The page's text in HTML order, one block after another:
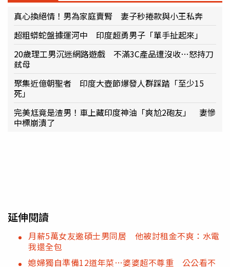
真心換絕情！男為家庭賣腎 妻子秒捲款與小王私奔
超粗蟒蛇盤據運河中 印度超勇男子「單手扯起來」
20歲理工男沉迷網路遊戲 不滿3C產品遭沒收…怒持刀
弒母
聚集近億朝聖者 印度大壺節爆發人群踩踏「至少15
死」
完美尪竟是渣男！車上藏印度神油「爽尬2砲友」 妻慘
中標崩潰了
延伸閱讀
月薪5萬女友邀碩士男同居 他被討租金不爽：水電
我還全包
媳婦獨自準備12道年菜…婆婆超不尊重 公公看不